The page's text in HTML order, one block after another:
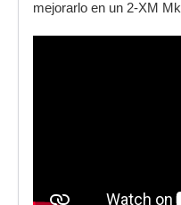
mejorarlo en un 2-XM